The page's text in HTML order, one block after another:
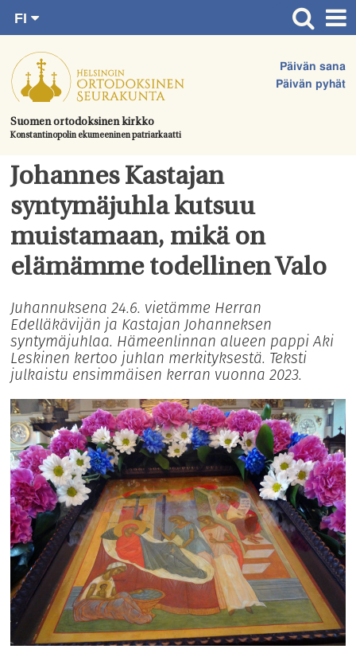
suoraan
sisältöön.
Suomen ortodoksinen kirkko
Konstantinopolin ekumeeninen patriarkaatti
Päivän sana
Päivän pyhät
FI
SV
EN
UA
Etusivu
Ajankohtaista
Juhlat & toimitukset
Kirkot
Apua & tukea
Tule mukaan
Hautausmaa
Johannes Kastajan
syntymäjuhla kutsuu
muistamaan, mikä on
elämämme todellinen Valo
Juhannuksena 24.6. vietämme Herran
Edelläkävijän ja Kastajan Johanneksen
syntymäjuhlaa. Hämeenlinnan alueen pappi Aki
Leskinen kertoo juhlan merkityksestä. Teksti
julkaistu ensimmäisen kerran vuonna 2023.